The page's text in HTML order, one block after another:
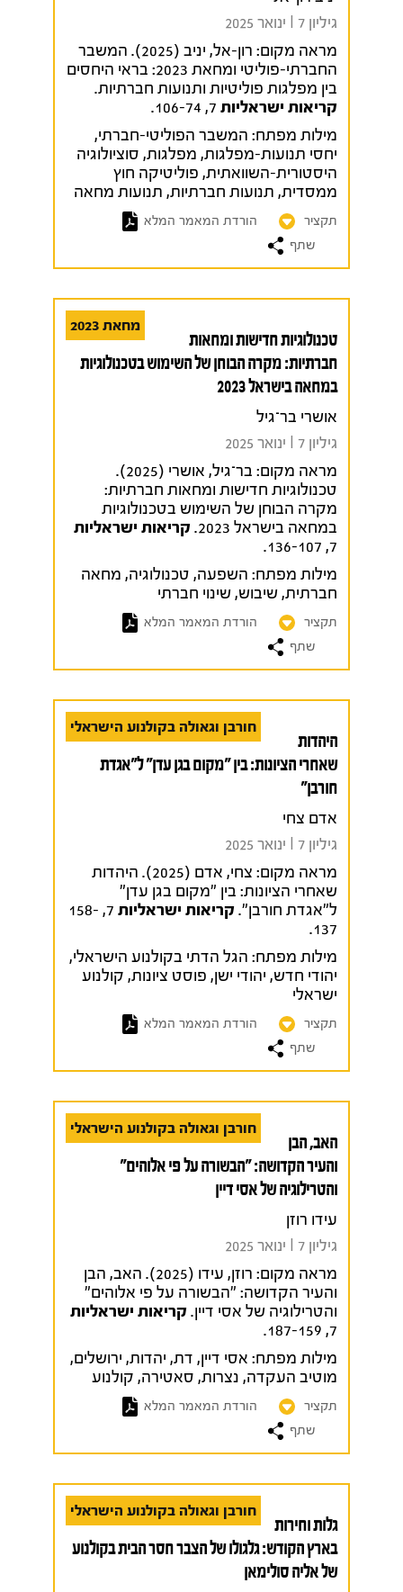
גיליון 7 I ינואר 2025
מראה מקום:
רון-אל, יניב (2025). המשבר
החברתי-פוליטי ומחאת 2023: בראי היחסים
בין מפלגות פוליטיות ותנועות חברתיות.
קריאות ישראליות
מילות מפתח: המשבר הפוליטי-חברתי,
יחסי תנועות-מפלגות, מפלגות, סוציולוגיה
היסטורית-השוואתית, פוליטיקה חוץ
ממסדית, תנועות חברתיות, תנועות מחאה
תקציר
הורדת המאמר המלא
שתף
מחאת 2023
טכנולוגיות חדישות ומחאות
חברתיות: מקרה הבוחן של השימוש בטכנולוגיות
במחאה בישראל 2023
אושרי בר־גיל
גיליון 7 I ינואר 2025
מראה מקום:
בר־גיל, אושרי (2025).
טכנולוגיות חדישות ומחאות חברתיות:
מקרה הבוחן של השימוש בטכנולוגיות
במחאה בישראל 2023.
קריאות ישראליות
7, 136-107.
מילות מפתח: השפעה, טכנולוגיה, מחאה
חברתית,שיבוש,שינוי חברתי
תקציר
הורדת המאמר המלא
שתף
חורבן וגאולה בקולנוע הישראלי
היהדות
שאחרי הציונות: בין "מקום בגן עדן" ל"אגדת
חורבן"
אדם צחי
גיליון 7 I ינואר 2025
מראה מקום:
צחי, אדם (2025). היהדות
שאחרי הציונות: בין "מקום בגן עדן"
ל"אגדת חורבן".קריאות ישראליות
7, 158-
137.
מילות מפתח: הגל הדתי בקולנוע הישראלי,
יהודי חדש, יהודי ישן, פוסט ציונות, קולנוע
ישראלי
תקציר
הורדת המאמר המלא
שתף
חורבן וגאולה בקולנוע הישראלי
האב, הבן
והעיר הקדושה: "הבשורה על פי אלוהים"
והטרילוגיה של אסי דיין
עידו רוזן
גיליון 7 I ינואר 2025
מראה מקום:
רוזן, עידו (2025). האב, הבן
והעיר הקדושה: "הבשורה על פי אלוהים"
והטרילוגיה של אסי דיין.קריאות ישראליות
7, 187-159.
מילות מפתח: אסי דיין, דת, יהדות, ירושלים,
מוטיב העקדה, נצרות, סאטירה, קולנוע
תקציר
הורדת המאמר המלא
שתף
חורבן וגאולה בקולנוע הישראלי
גלות וחירות
בארץ הקודש: גלגולו של הצבר חסר הבית בקולנוע
של אליה סולימאן